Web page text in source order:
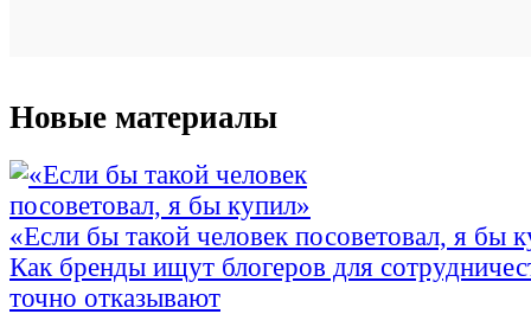
Новые материалы
«Если бы такой человек посоветовал, я бы
Как бренды ищут блогеров для
точно отказывают